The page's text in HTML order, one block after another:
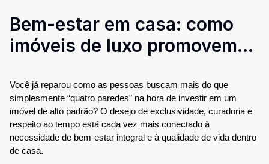
Bem-estar em casa: como
imóveis de luxo promovem
Você já reparou como as pessoas buscam mais do que
simplesmente “quatro paredes” na hora de investir em um
imóvel de alto padrão? O desejo de exclusividade, curadoria e
respeito ao tempo está cada vez mais conectado à
necessidade de bem-estar integral e à qualidade de vida dentro
de casa.